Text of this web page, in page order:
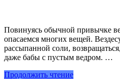
Повинуясь обычной привычке
опасаемся многих вещей.
рассыпанной соли,
даже бабы с пустым ведром. …
Продолжить чтение